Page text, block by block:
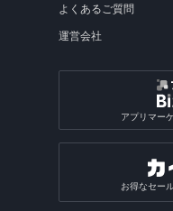
よくあるご質問
運営会社
アプリマー
お得なセー